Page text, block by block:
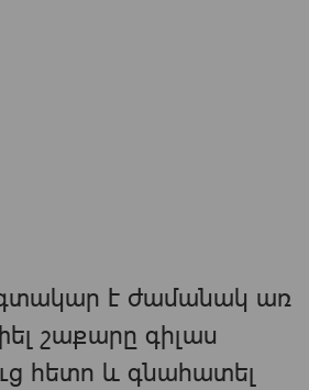
է ժամանակ առ
շաքարը գիլաս
հետո և գնահատել